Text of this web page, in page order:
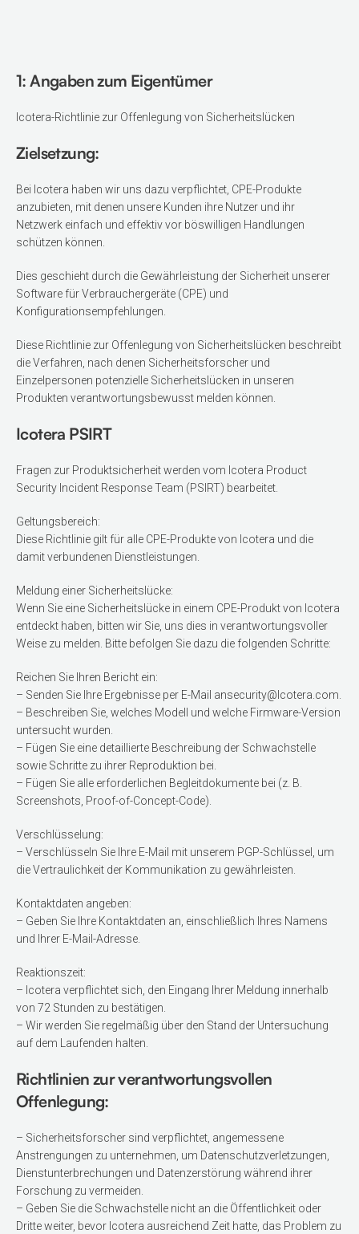
1: Angaben zum Eigentümer
Icotera-Richtlinie zur Offenlegung von Sicherheitslücken
Zielsetzung:
Bei Icotera haben wir uns dazu verpflichtet, CPE-Produkte
anzubieten, mit denen unsere Kunden ihre Nutzer und ihr
Netzwerk einfach und effektiv vor böswilligen Handlungen
schützen können.
Dies geschieht durch die Gewährleistung der Sicherheit unserer
Software für Verbrauchergeräte (CPE) und
Konfigurationsempfehlungen.
Diese Richtlinie zur Offenlegung von Sicherheitslücken beschreibt
die Verfahren, nach denen Sicherheitsforscher und
Einzelpersonen potenzielle Sicherheitslücken in unseren
Produkten verantwortungsbewusst melden können.
Icotera PSIRT
Fragen zur Produktsicherheit werden vom Icotera Product
Security Incident Response Team (PSIRT) bearbeitet.
Geltungsbereich:
Diese Richtlinie gilt für alle CPE-Produkte von Icotera und die
damit verbundenen Dienstleistungen.
Meldung einer Sicherheitslücke:
Wenn Sie eine Sicherheitslücke in einem CPE-Produkt von Icotera
entdeckt haben, bitten wir Sie, uns dies in verantwortungsvoller
Weise zu melden. Bitte befolgen Sie dazu die folgenden Schritte:
Reichen Sie Ihren Bericht ein:
– Senden Sie Ihre Ergebnisse per E-Mail ansecurity@Icotera.com
– Beschreiben Sie, welches Modell und welche Firmware-Version
untersucht wurden.
– Fügen Sie eine detaillierte Beschreibung der Schwachstelle
sowie Schritte zu ihrer Reproduktion bei.
– Fügen Sie alle erforderlichen Begleitdokumente bei (z. B.
Screenshots, Proof-of-Concept-Code).
Verschlüsselung:
– Verschlüsseln Sie Ihre E-Mail mit unserem PGP-Schlüssel, um
die Vertraulichkeit der Kommunikation zu gewährleisten.
Kontaktdaten angeben:
– Geben Sie Ihre Kontaktdaten an, einschließlich Ihres Namens
und Ihrer E-Mail-Adresse.
Reaktionszeit:
– Icotera verpflichtet sich, den Eingang Ihrer Meldung innerhalb
von 72 Stunden zu bestätigen.
– Wir werden Sie regelmäßig über den Stand der Untersuchung
auf dem Laufenden halten.
Richtlinien zur verantwortungsvollen
Offenlegung:
– Sicherheitsforscher sind verpflichtet, angemessene
Anstrengungen zu unternehmen, um Datenschutzverletzungen,
Dienstunterbrechungen und Datenzerstörung während ihrer
Forschung zu vermeiden.
– Geben Sie die Schwachstelle nicht an die Öffentlichkeit oder
Dritte weiter, bevor Icotera ausreichend Zeit hatte, das Problem zu